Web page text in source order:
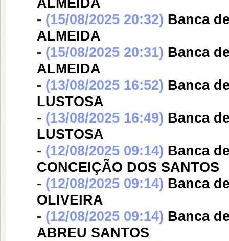
ALMEIDA
- (15/08/2025 20:32) Banca
ALMEIDA
- (15/08/2025 20:31) Banca
ALMEIDA
- (13/08/2025 16:52) Banca
LUSTOSA
- (13/08/2025 16:49) Banca
LUSTOSA
- (12/08/2025 09:14) Banca
CONCEIÇÃO DOS SANTOS
- (12/08/2025 09:14) Banca
OLIVEIRA
- (12/08/2025 09:14) Banca
ABREU SANTOS